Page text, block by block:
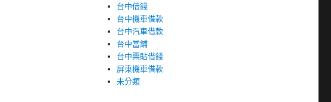
台中借錢
台中機車借款
台中汽車借款
台中當鋪
台中票貼借錢
屏東機車借款
未分類